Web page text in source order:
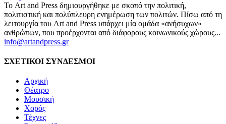
Το Art and Press δημιουργήθηκε με σκοπό την πολιτική,
πολιτιστική και πολύπλευρη ενημέρωση των πολιτών. Πίσω από τη
λειτουργία του Art and Press υπάρχει μία ομάδα «ανήσυχων»
ανθρώπων, που προέρχονται από διάφορους κοινωνικούς χώρους...
info@artandpress.gr
ΣΧΕΤΙΚΟΙ ΣΥΝΔΕΣΜΟΙ
Αρχική
Θέατρο
Μουσική
Χορός
Τέχνες